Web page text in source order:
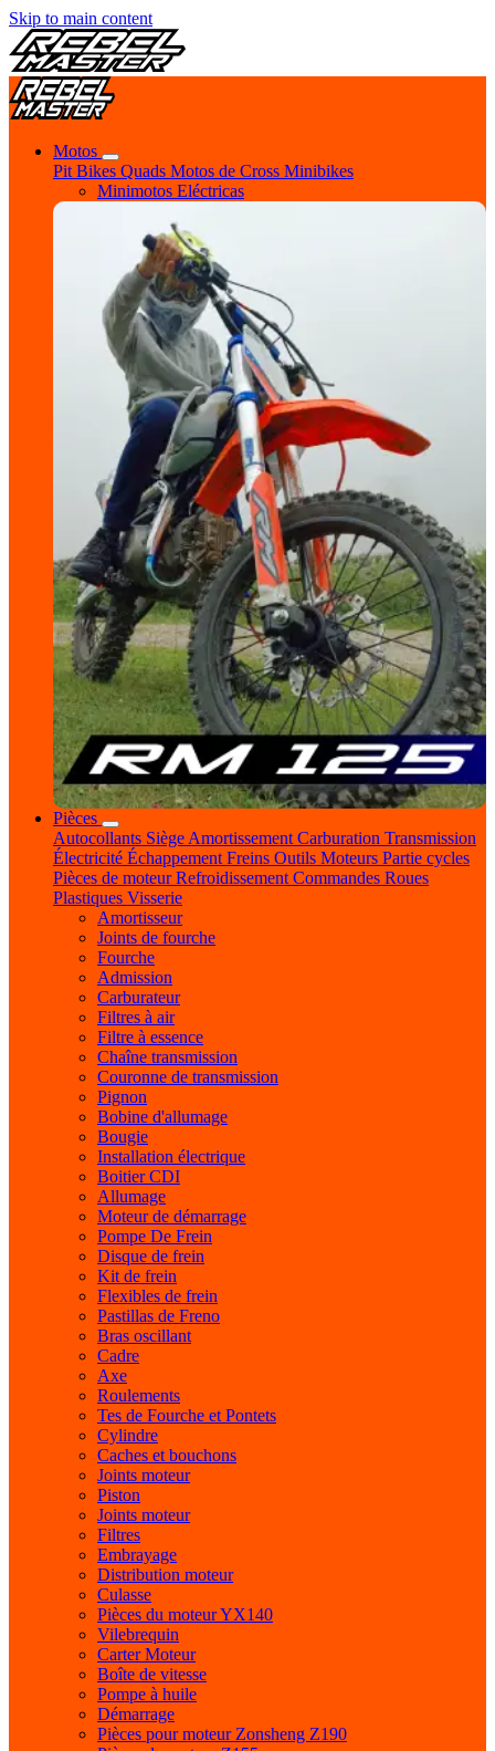
Skip to main content
Motos
Pit Bikes Quads Motos de Cross Minibikes
Minimotos Eléctricas
Pièces
Autocollants Siège Amortissement Carburation Transmission
Électricité Échappement Freins Outils Moteurs Partie cycles
Pièces de moteurRefroidissement Commandes Roues
Plastiques Visserie
Amortisseur
Joints de fourche
Fourche
Admission
Carburateur
Filtres à air
Filtre à essence
Chaîne transmission
Couronne de transmission
Pignon
Bobine d'allumage
Bougie
Installation électrique
Boitier CDI
Allumage
Moteur de démarrage
Pompe De Frein
Disque de frein
Kit de frein
Flexibles de frein
Pastillas de Freno
Bras oscillant
Cadre
Axe
Roulements
Tes de Fourche et Pontets
Cylindre
Caches et bouchons
Joints moteur
Piston
Joints moteur
Filtres
Embrayage
Distribution moteur
Culasse
Pièces du moteur YX140
Vilebrequin
Carter Moteur
Boîte de vitesse
Pompe à huile
Démarrage
Pièces pour moteur Zonsheng Z190